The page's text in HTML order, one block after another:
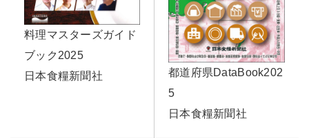
料理マスターズガイド
ブック2025
日本食糧新聞社
都道府県DataBook202
5
日本食糧新聞社